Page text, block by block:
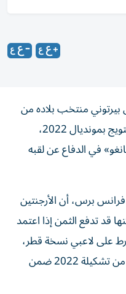
بيرتوني منتخب بلاده من
الإفراط في الاعتماد على عناصر التتويج بمونديال 2022،
في الدفاع عن لقبه
برس، أن الأرجنتين
قد تدفع الثمن إذا اعتمد
على لاعبي نسخة قطر،
رغم وجود ليونيل ميسي و16 لاعباً من تشكيلة 2022 ضمن